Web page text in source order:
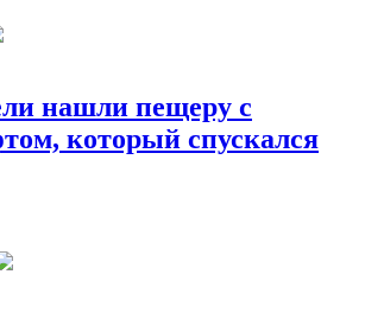
нашли пещеру с
который спускался